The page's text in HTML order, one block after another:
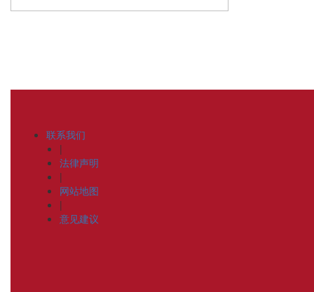
联系我们
|
法律声明
|
网站地图
|
意见建议